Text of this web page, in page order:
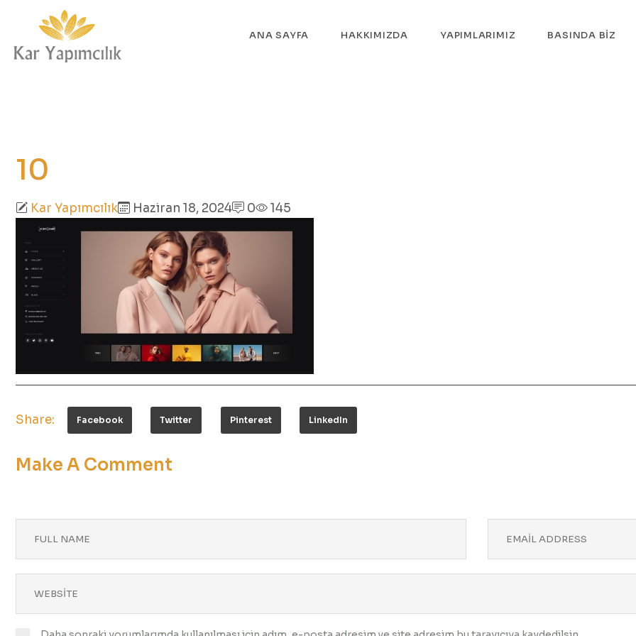
ANA SAYFA HAKKIMIZDA YAPIMLARIMIZ BASINDA BIZ
10
Kar Yapımcılık Haziran 18, 2024 0 145
Share: Facebook Twitter Pinterest LinkedIn
Make A Comment